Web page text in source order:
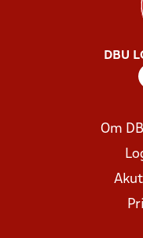
DBU
Om